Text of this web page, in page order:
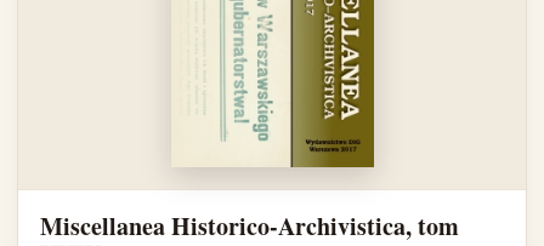
Miscellanea Historico-Archivistica, tom